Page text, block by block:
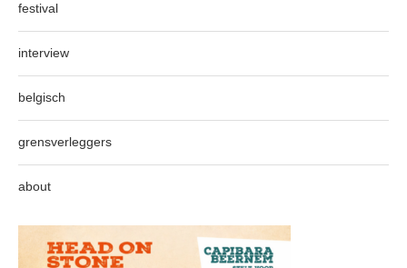
festival
interview
belgisch
grensverleggers
about